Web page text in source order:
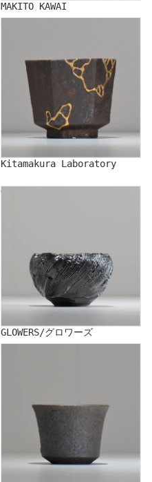
MAKITO KAWAI
Kitamakura Laboratory
GLOWERS/グロワーズ
GLOWERS/グロワーズ